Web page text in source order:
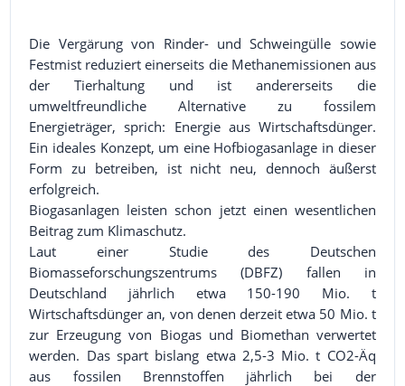
Die Vergärung von Rinder- und Schweingülle sowie
Festmist reduziert einerseits die Methanemissionen aus
der Tierhaltung und ist andererseits die
umweltfreundliche Alternative zu fossilem
Energieträger, sprich: Energie aus Wirtschaftsdünger.
Ein ideales Konzept, um eine Hofbiogasanlage in dieser
Form zu betreiben, ist nicht neu, dennoch äußerst
erfolgreich.
Biogasanlagen leisten schon jetzt einen wesentlichen
Beitrag zum Klimaschutz.
Laut einer Studie des Deutschen
Biomasseforschungszentrums (DBFZ) fallen in
Deutschland jährlich etwa 150-190 Mio. t
Wirtschaftsdünger an, von denen derzeit etwa 50 Mio. t
zur Erzeugung von Biogas und Biomethan verwertet
werden. Das spart bislang etwa 2,5-3 Mio. t CO2-Äq
aus fossilen Brennstoffen jährlich bei der